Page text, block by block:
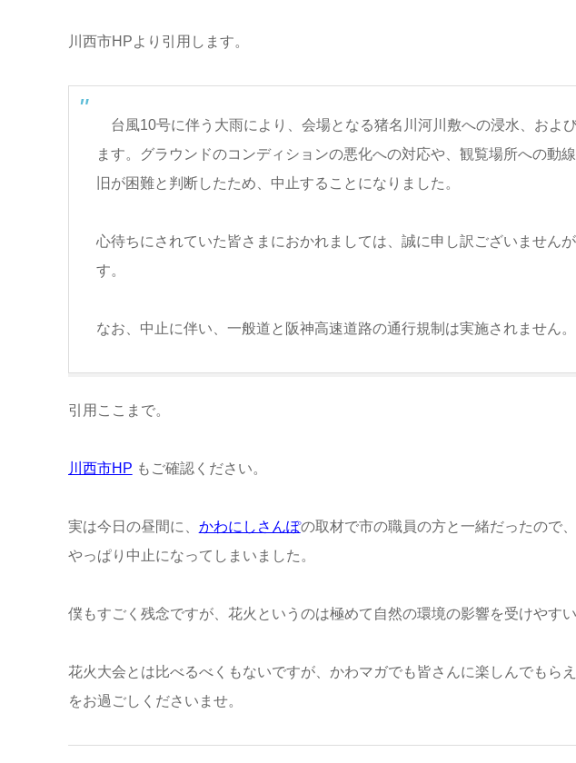
川西市HPより引用します。
台風10号に伴う大雨により、会場となる猪名川河川敷への浸水、およ
ます。グラウンドのコンディションの悪化への対応や、観覧場所への動
旧が困難と判断したため、中止することになりました。
心待ちにされていた皆さまにおかれましては、誠に申し訳ございません
す。
なお、中止に伴い、一般道と阪神高速道路の通行規制は実施されません。
引用ここまで。
川西市HP もご確認ください。
実は今日の昼間に、 かわにしさんぽの取材で市の職員の方と一緒だったので
やっぱり中止になってしまいました。
僕もすごく残念ですが、花火というのは極めて自然の環境の影響を受けやす
花火大会とは比べるべくもないですが、かわマガでも皆さんに楽しんでもら
をお過ごしくださいませ。